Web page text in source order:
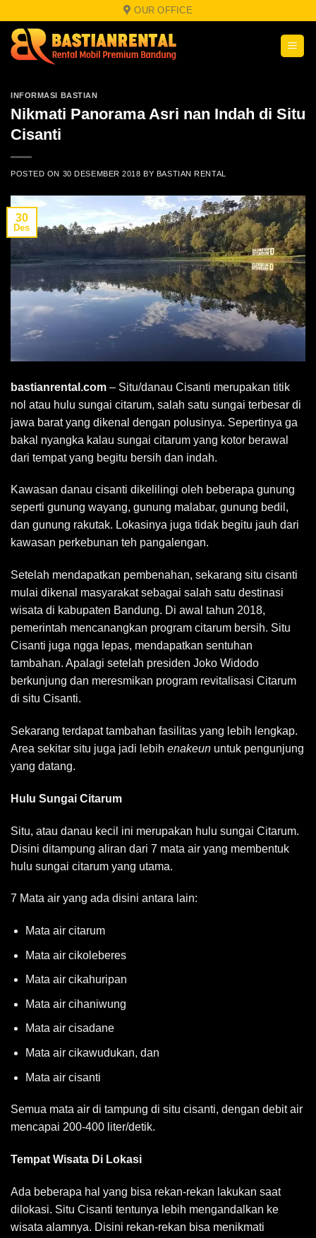
content
OUR OFFICE
INFORMASI BASTIAN
Nikmati Panorama Asri nan Indah di Situ
Cisanti
POSTED ON 30 DESEMBER 2018 BY BASTIAN RENTAL
30
Des
bastianrental.com – Situ/danau Cisanti merupakan titik
nol atau hulu sungai citarum, salah satu sungai terbesar di
jawa barat yang dikenal dengan polusinya. Sepertinya ga
bakal nyangka kalau sungai citarum yang kotor berawal
dari tempat yang begitu bersih dan indah.
Kawasan danau cisanti dikelilingi oleh beberapa gunung
seperti gunung wayang, gunung malabar, gunung bedil,
dan gunung rakutak. Lokasinya juga tidak begitu jauh dari
kawasan perkebunan teh pangalengan.
Setelah mendapatkan pembenahan, sekarang situ cisanti
mulai dikenal masyarakat sebagai salah satu destinasi
wisata di kabupaten Bandung. Di awal tahun 2018,
pemerintah mencanangkan program citarum bersih. Situ
Cisanti juga ngga lepas, mendapatkan sentuhan
tambahan. Apalagi setelah presiden Joko Widodo
berkunjung dan meresmikan program revitalisasi Citarum
di situ Cisanti.
Sekarang terdapat tambahan fasilitas yang lebih lengkap.
Area sekitar situ juga jadi lebih enakeun untuk pengunjung
yang datang.
Hulu Sungai Citarum
Situ, atau danau kecil ini merupakan hulu sungai Citarum.
Disini ditampung aliran dari 7 mata air yang membentuk
hulu sungai citarum yang utama.
7 Mata air yang ada disini antara lain:
Mata air citarum
Mata air cikoleberes
Mata air cikahuripan
Mata air cihaniwung
Mata air cisadane
Mata air cikawudukan, dan
Mata air cisanti
Semua mata air di tampung di situ cisanti, dengan debit air
mencapai 200-400 liter/detik.
Tempat Wisata Di Lokasi
Ada beberapa hal yang bisa rekan-rekan lakukan saat
dilokasi. Situ Cisanti tentunya lebih mengandalkan ke
wisata alamnya. Disini rekan-rekan bisa menikmati